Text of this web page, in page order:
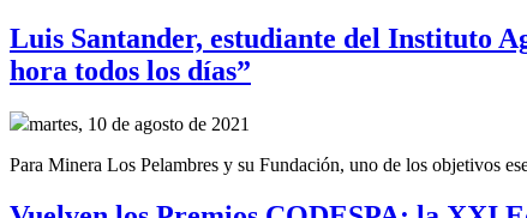
Luis Santander, estudiante del Instituto
hora todos los días”
martes, 10 de agosto de 2021
Para Minera Los Pelambres y su Fundación, uno de los objetivos